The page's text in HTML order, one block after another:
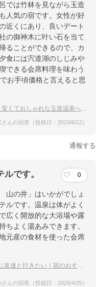
提供：楽天トラベル
ルで
く見る
では竹林を見ながら玉造
人気の宿です。女性が好
近くにあり、良いデート
の御神木に叶い石を当て
ることができるので、カ
食には宍道湖のしじみや
できる会席料理を味わう
お手頃価格と言えると思
ゃれな玉造温泉へ！食事付きで手ごろな宿
さんの回答（投稿日：2023/6/12）
通報する
です。 0
の井」はいかがでしょ
ルです。温泉は体がよく
広く開放的な大浴場や露
ちよく湯あみできます。
元産の食材を使った会席
と行きたい！宿のおすすめは？
さんの回答（投稿日：2026/4/25）